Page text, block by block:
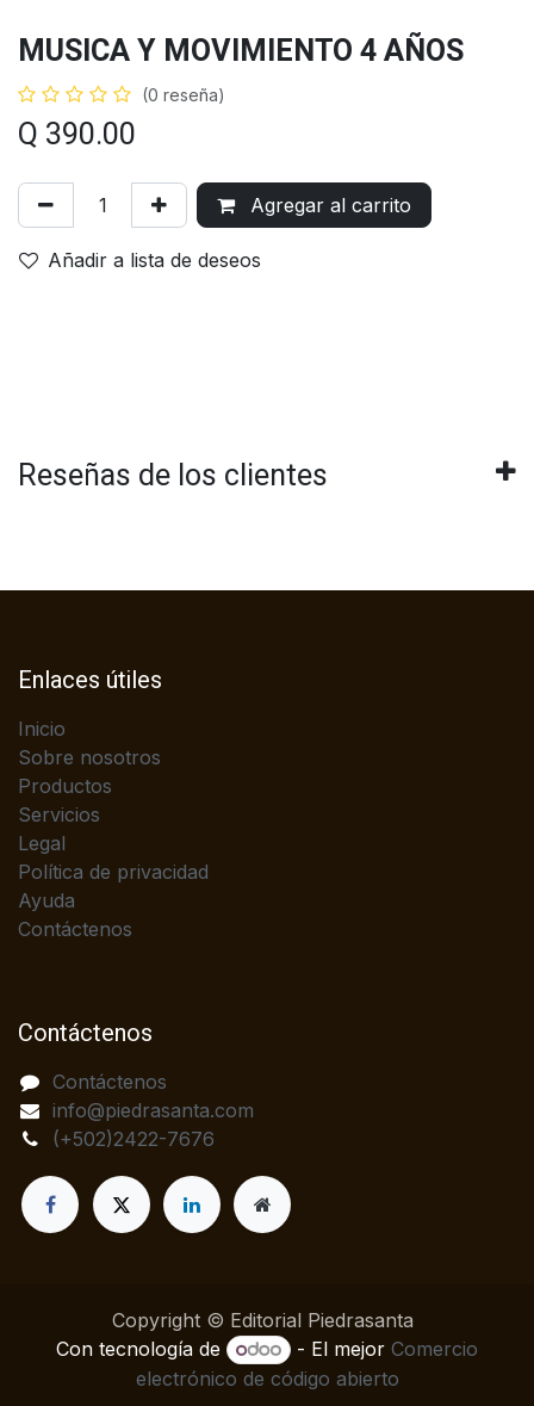
MUSICA Y MOVIMIENTO 4 AÑOS
(0 reseña)
Q 390.00
Agregar al carrito
Añadir a lista de deseos
Reseñas de los clientes
Enlaces útiles
Inicio
Sobre nosotros
Productos
Servicios
Legal
Política de privacidad
Ayuda
Contáctenos
Contáctenos
Contáctenos
info@piedrasanta.com
(+502)2422-7676
Copyright © Editorial Piedrasanta
Con tecnología de
- El mejorComercio
electrónico de código abierto